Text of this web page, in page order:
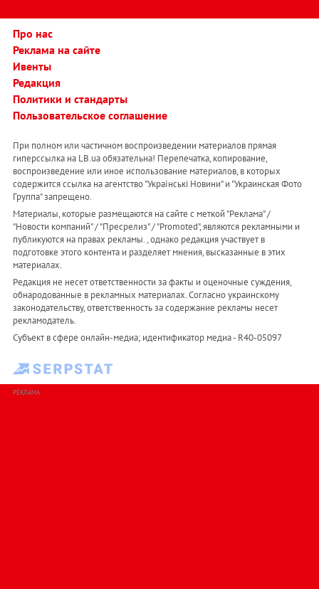
Про нас
Реклама на сайте
Ивенты
Редакция
Политики и стандарты
Пользовательское соглашение
При полном или частичном воспроизведении материалов прямая
гиперссылка на LB.ua обязательна! Перепечатка, копирование,
воспроизведение или иное использование материалов, в которых
содержится ссылка на агентство "Українськi Новини" и "Украинская Фото
Группа" запрещено.
Материалы, которые размещаются на сайте с меткой "Реклама" /
"Новости компаний" / "Пресрелиз" / "Promoted", являются рекламными и
публикуются на правах рекламы. , однако редакция участвует в
подготовке этого контента и разделяет мнения, высказанные в этих
материалах.
Редакция не несет ответственности за факты и оценочные суждения,
обнародованные в рекламных материалах. Согласно украинскому
законодательству, ответственность за содержание рекламы несет
рекламодатель.
Субъект в сфере онлайн-медиа; идентификатор медиа - R40-05097
РЕКЛАМА